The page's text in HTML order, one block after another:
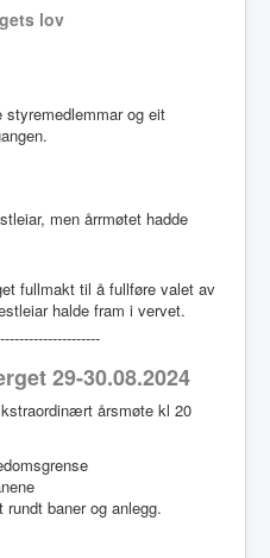
lov
styremedlemmar og eit
men årrmøtet hadde
fullmakt til å fullføre valet av
halde fram i vervet.
29-30.08.2024
årsmøte kl 20
baner og anlegg.